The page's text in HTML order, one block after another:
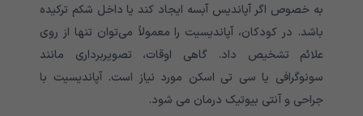
به خصوص اگر آپاندیس آبسه ایجاد کند یا داخل شکم ترکیده
باشد. در کودکان، آپاندیسیت را معمولاً می‌توان تنها از روی
علائم تشخیص داد. گاهی اوقات، تصویربرداری مانند
سونوگرافی یا سی تی اسکن مورد نیاز است. آپاندیسیت با
جراحی و آنتی بیوتیک درمان می شود.